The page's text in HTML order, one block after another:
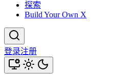
探索
Build Your Own X
登录注册